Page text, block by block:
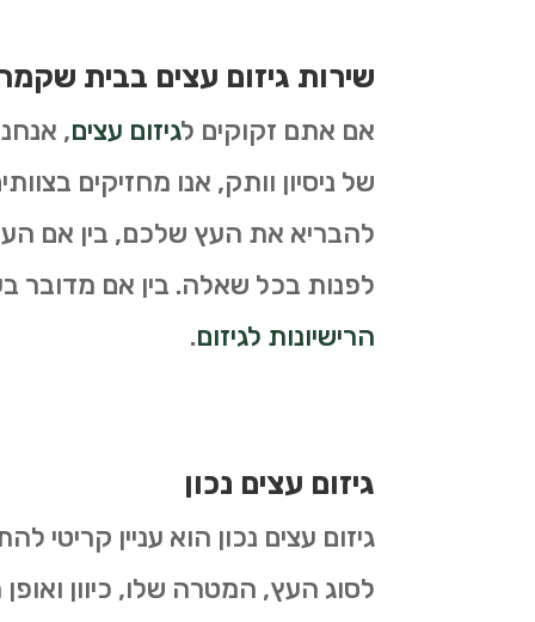
שירות גיזום עצים בבית
אם אתם זקוקים לגיזום עצים,
של ניסיון וותק, אנו מחזיקים
להבריא את העץ שלכם, בין אם
לפנות בכל שאלה. בין אם מדובר
הרישיונות לגיזום.
גיזום עצים נכון
גיזום עצים נכון הוא עניין
לסוג העץ, המטרה שלו, כיוון